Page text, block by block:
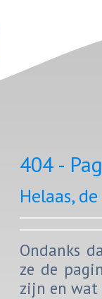
404 -
Helaas,
On­danks
ze de
zijn en wat